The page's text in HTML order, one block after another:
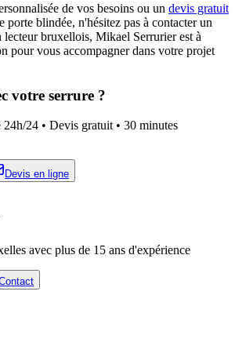
de vos besoins ou un devis gratuit
porte blindée, n'hésitez pas à contacter un
lecteur bruxellois, Mikael Serrurier est à
pour vous accompagner dans votre projet
votre serrure ?
24 • Devis gratuit • 30 minutes
Devis en ligne
avec plus de 15 ans d'expérience